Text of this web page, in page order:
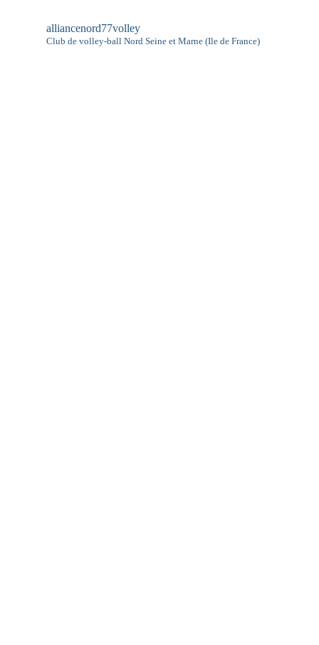
alliancenord77volley
Club de volley-ball Nord Seine et Marne (Ile de France)